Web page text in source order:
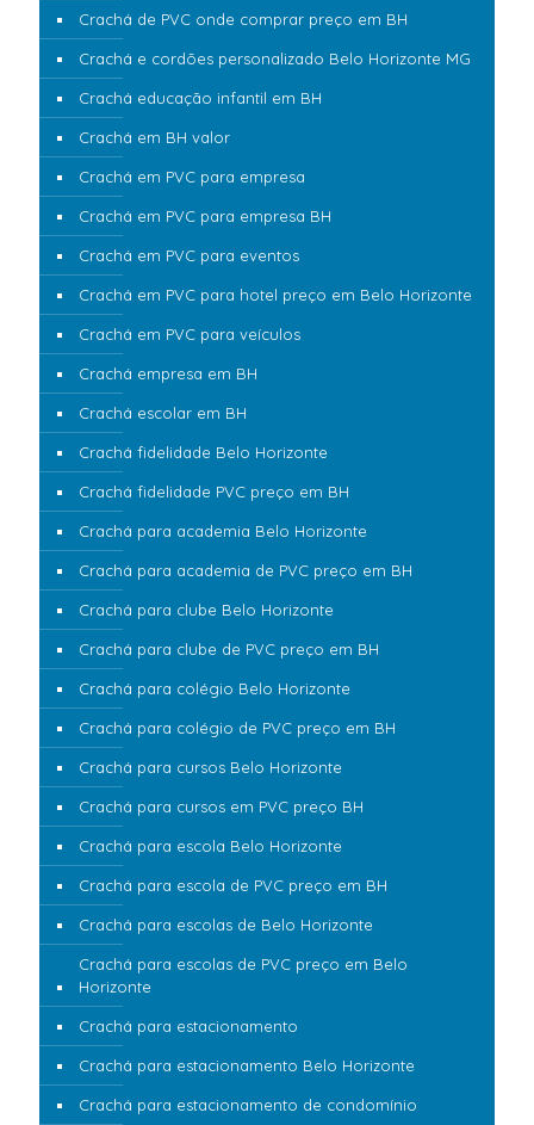
Crachá de PVC onde comprar preço em BH
Crachá e cordões personalizado Belo Horizonte MG
Crachá educação infantil em BH
Crachá em BH valor
Crachá em PVC para empresa
Crachá em PVC para empresa BH
Crachá em PVC para eventos
Crachá em PVC para hotel preço em Belo Horizonte
Crachá em PVC para veículos
Crachá empresa em BH
Crachá escolar em BH
Crachá fidelidade Belo Horizonte
Crachá fidelidade PVC preço em BH
Crachá para academia Belo Horizonte
Crachá para academia de PVC preço em BH
Crachá para clube Belo Horizonte
Crachá para clube de PVC preço em BH
Crachá para colégio Belo Horizonte
Crachá para colégio de PVC preço em BH
Crachá para cursos Belo Horizonte
Crachá para cursos em PVC preço BH
Crachá para escola Belo Horizonte
Crachá para escola de PVC preço em BH
Crachá para escolas de Belo Horizonte
Crachá para escolas de PVC preço em Belo
Horizonte
Crachá para estacionamento
Crachá para estacionamento Belo Horizonte
Crachá para estacionamento de condomínio